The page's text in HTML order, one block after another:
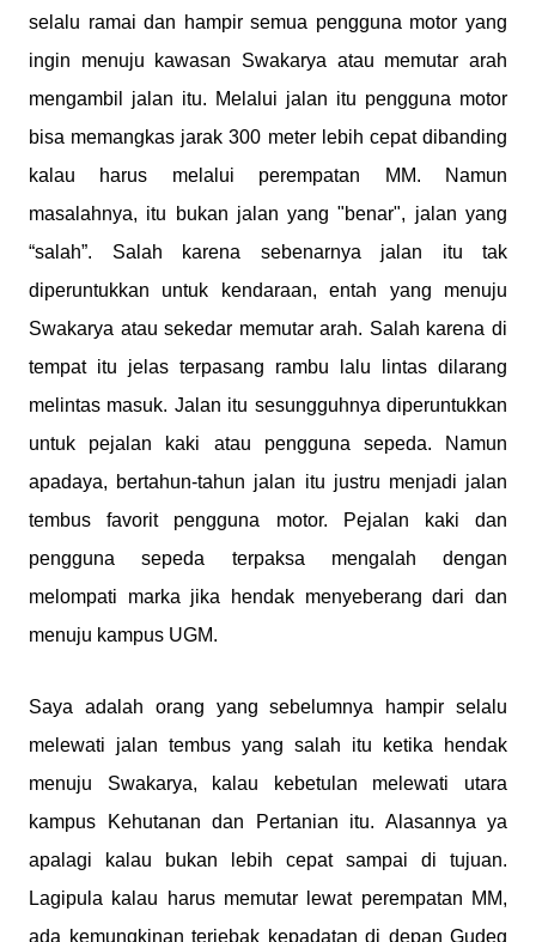
selalu ramai dan hampir semua pengguna motor yang
ingin menuju kawasan Swakarya atau memutar arah
mengambil jalan itu. Melalui jalan itu pengguna motor
bisa memangkas jarak 300 meter lebih cepat dibanding
kalau harus melalui perempatan MM. Namun
masalahnya, itu bukan jalan yang "benar", jalan yang
“salah”. Salah karena sebenarnya jalan itu tak
diperuntukkan untuk kendaraan, entah yang menuju
Swakarya atau sekedar memutar arah. Salah karena di
tempat itu jelas terpasang rambu lalu lintas dilarang
melintas masuk. Jalan itu sesungguhnya diperuntukkan
untuk pejalan kaki atau pengguna sepeda. Namun
apadaya, bertahun-tahun jalan itu justru menjadi jalan
tembus favorit pengguna motor. Pejalan kaki dan
pengguna sepeda terpaksa mengalah dengan
melompati marka jika hendak menyeberang dari dan
menuju kampus UGM.
Saya adalah orang yang sebelumnya hampir selalu
melewati jalan tembus yang salah itu ketika hendak
menuju Swakarya, kalau kebetulan melewati utara
kampus Kehutanan dan Pertanian itu. Alasannya ya
apalagi kalau bukan lebih cepat sampai di tujuan.
Lagipula kalau harus memutar lewat perempatan MM,
ada kemungkinan terjebak kepadatan di depan Gudeg